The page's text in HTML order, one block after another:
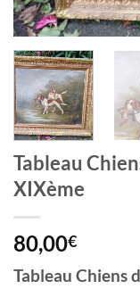
Tableau
XIXème
80,00€
Tableau Chiens